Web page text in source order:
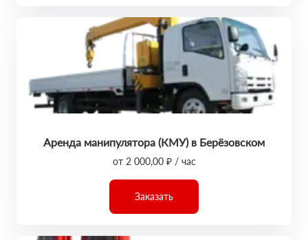
Аренда манипулятора (КМУ) в Берёзовском
от 2 000,00 ₽ / час
Заказать